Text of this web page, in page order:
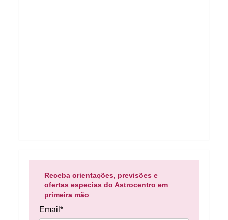
Receba orientações, previsões e
ofertas especias do Astrocentro em
primeira mão
Email*